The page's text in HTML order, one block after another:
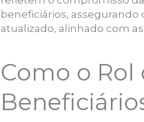
beneficiários,
atualizado, alinhado com
Como o